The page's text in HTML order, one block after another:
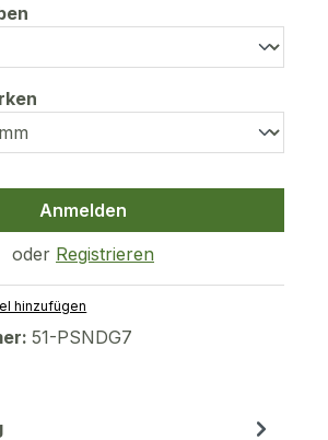
Anmelden
oder Registrieren
hinzufügen
51-PSNDG7